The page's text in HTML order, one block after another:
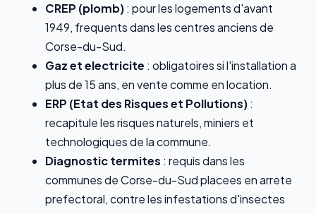
CREP (plomb): pour les logements d'avant
1949, frequents dans les centres anciens de
Corse-du-Sud.
Gaz et electricite : obligatoires si l'installation a
plus de 15 ans, en vente comme en location.
ERP (Etat des Risques et Pollutions):
recapitule les risques naturels, miniers et
technologiques de la commune.
Diagnostic termites : requis dans les
communes de Corse-du-Sud placees en arrete
prefectoral, contre les infestations d'insectes